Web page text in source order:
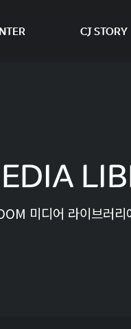
CJ STORY
미디어 라이브러리